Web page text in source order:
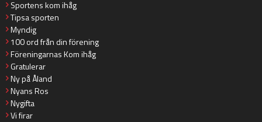
Sportens kom ihåg
Tipsa sporten
Myndig
100 ord från din förening
Föreningarnas Kom ihåg
Gratulerar
Ny på Åland
Nyans Ros
Nygifta
Vi firar